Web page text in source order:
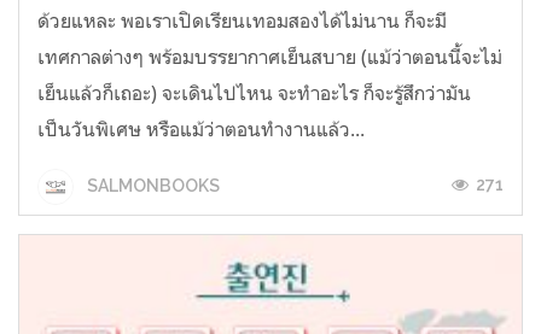
ด้วยแหละ พอเราเปิดเรียนเทอมสองได้ไม่นาน ก็จะมี
เทศกาลต่างๆ พร้อมบรรยากาศเย็นสบาย (แม้ว่าตอนนี้จะไม่
เย็นแล้วก็เถอะ) จะเดินไปไหน จะทำอะไร ก็จะรู้สึกว่ามัน
เป็นวันพิเศษ หรือแม้ว่าตอนทำงานแล้ว...
SALMONBOOKS 271